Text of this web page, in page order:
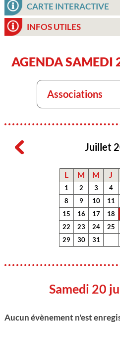
CARTE INTERACTIVE
INFOS UTILES
AGENDA SAMEDI
Associations
Juillet
L M M J
1 2 3 4
8
9 10 11
15
16 17 18
22
23 24 25
29
30 31
Samedi 20
Aucun évènement n'est